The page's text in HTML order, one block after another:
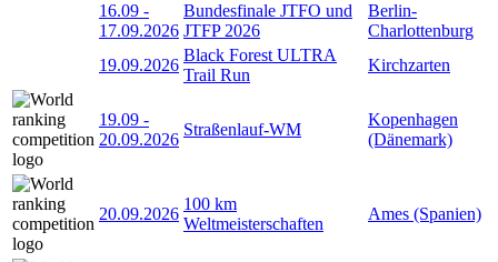
16.09 -
17.09.2026
Bundesfinale JTFO und
JTFP 2026
Berlin-
Charlottenburg
19.09.2026
Black Forest ULTRA
Trail Run
Kirchzarten
19.09 -
20.09.2026
Straßenlauf-WM
Kopenhagen
(Dänemark)
20.09.2026
100 km
Weltmeisterschaften
Ames (Spanien)